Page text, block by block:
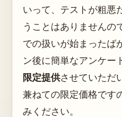
いって、テストが粗悪
うことはありませんの
での扱いが始まったば
ン後に簡単なアンケー
限定提供させていただ
兼ねての限定価格です
みください。